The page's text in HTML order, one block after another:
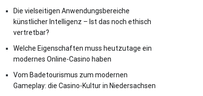
Die vielseitigen Anwendungsbereiche
künstlicher Intelligenz – Ist das noch ethisch
vertretbar?
Welche Eigenschaften muss heutzutage ein
modernes Online-Casino haben
Vom Badetourismus zum modernen
Gameplay: die Casino-Kultur in Niedersachsen